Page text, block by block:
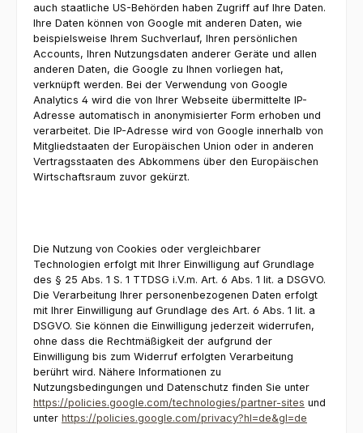
auch staatliche US-Behörden haben Zugriff auf Ihre Daten.
Ihre Daten können von Google mit anderen Daten, wie
beispielsweise Ihrem Suchverlauf, Ihren persönlichen
Accounts, Ihren Nutzungsdaten anderer Geräte und allen
anderen Daten, die Google zu Ihnen vorliegen hat,
verknüpft werden. Bei der Verwendung von Google
Analytics 4 wird die von Ihrer Webseite übermittelte IP-
Adresse automatisch in anonymisierter Form erhoben und
verarbeitet. Die IP-Adresse wird von Google innerhalb von
Mitgliedstaaten der Europäischen Union oder in anderen
Vertragsstaaten des Abkommens über den Europäischen
Wirtschaftsraum zuvor gekürzt.
Die Nutzung von Cookies oder vergleichbarer
Technologien erfolgt mit Ihrer Einwilligung auf Grundlage
des § 25 Abs. 1 S. 1 TTDSG i.V.m. Art. 6 Abs. 1 lit. a DSGVO.
Die Verarbeitung Ihrer personenbezogenen Daten erfolgt
mit Ihrer Einwilligung auf Grundlage des Art. 6 Abs. 1 lit. a
DSGVO. Sie können die Einwilligung jederzeit widerrufen,
ohne dass die Rechtmäßigkeit der aufgrund der
Einwilligung bis zum Widerruf erfolgten Verarbeitung
berührt wird. Nähere Informationen zu
Nutzungsbedingungen und Datenschutz finden Sie unter
https://policies.google.com/technologies/partner-sites und
unter https://policies.google.com/privacy?hl=de&gl=de